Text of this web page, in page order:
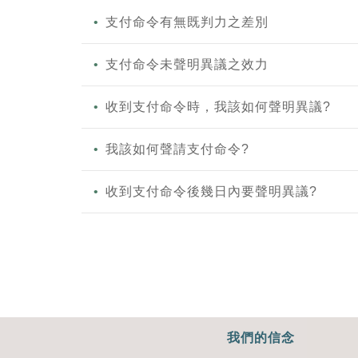
支付命令有無既判力之差別
支付命令未聲明異議之效力
收到支付命令時，我該如何聲明異議?
我該如何聲請支付命令?
收到支付命令後幾日內要聲明異議?
我們的信念